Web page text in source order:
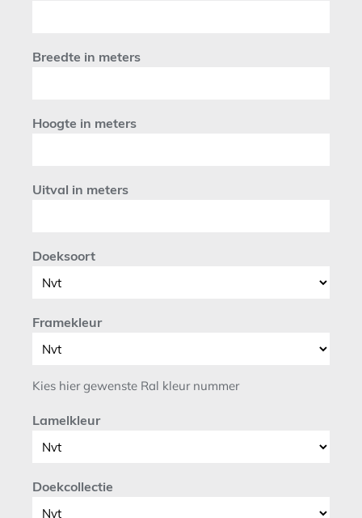
Breedte in meters
Hoogte in meters
Uitval in meters
Doeksoort
Framekleur
Kies hier gewenste Ral kleur nummer
Lamelkleur
Doekcollectie